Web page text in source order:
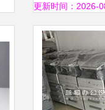
更新时间：2026-